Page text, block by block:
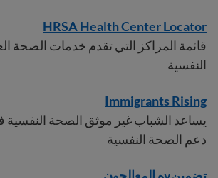
HRSA Health Center Locator
قائمة المراكز التي تقدم خدمات الصحة
النفسية
Immigrants Rising
يساعد الشباب غير موثق الصحة النفسية
دعم الصحة النفسية